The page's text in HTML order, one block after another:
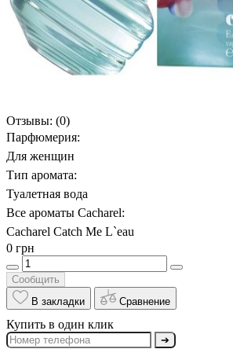
Отзывы: (0)
Парфюмерия:
Для женщин
Тип аромата:
Туалетная вода
Все ароматы Cacharel:
Cacharel Catch Me L`eau
0 грн
Сообщить
В закладки
Сравнение
Купить в один клик
➔